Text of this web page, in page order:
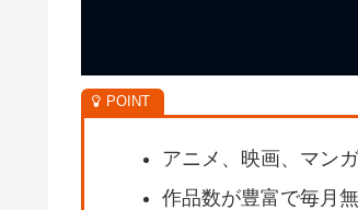
アニメ、映画、マン
作品数が豊富で毎月